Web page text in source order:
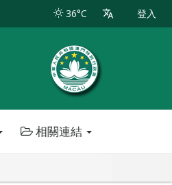
36°C 登入
相關連結